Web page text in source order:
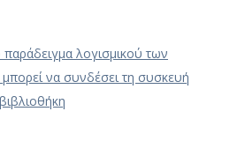
παράδειγμα λογισμικού των
να συνδέσει τη συσκευή